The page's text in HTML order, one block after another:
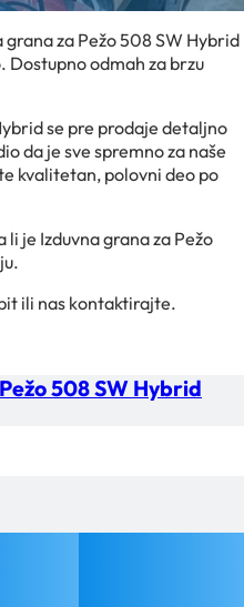
grana za Pežo 508 SW Hybrid
Dostupno odmah za brzu
se pre prodaje detaljno
da je sve spremno za naše
kvalitetan, polovni deo po
je Izduvna grana za Pežo
ili nas kontaktirajte.
508 SW Hybrid